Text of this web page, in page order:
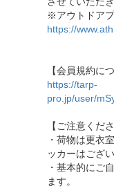
※アウトドア
https://
【会員規約に
https://tarp-
pro.jp/user/
【ご注意くださ
・荷物は更衣
ッカーはござ
・基本的にご
ます。